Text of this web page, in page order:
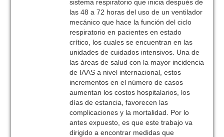
sistema respiratorio que inicia después de
las 48 a 72 horas del uso de un ventilador
mecánico que hace la función del ciclo
respiratorio en pacientes en estado
crítico, los cuales se encuentran en las
unidades de cuidados intensivos. Una de
las áreas de salud con la mayor incidencia
de IAAS a nivel internacional, estos
incrementos en el número de casos
aumentan los costos hospitalarios, los
días de estancia, favorecen las
complicaciones y la mortalidad. Por lo
antes expuesto, es que este trabajo va
dirigido a encontrar medidas que